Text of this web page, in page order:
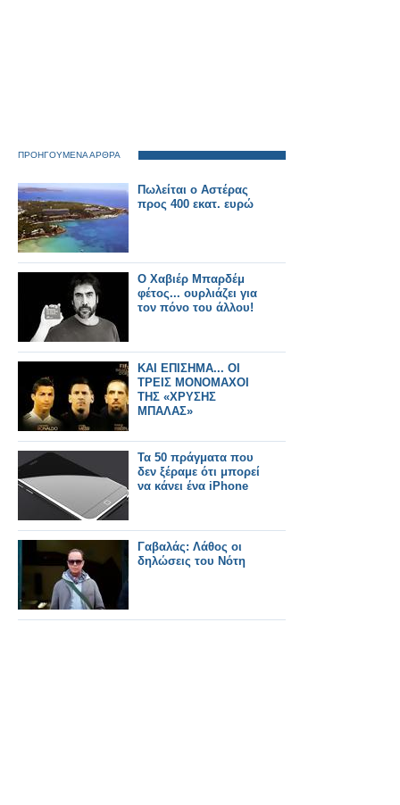
ΠΡΟΗΓΟΥΜΕΝΑ ΑΡΘΡΑ
Πωλείται ο Αστέρας
προς 400 εκατ. ευρώ
O Χαβιέρ Μπαρδέμ
φέτος... ουρλιάζει για
τον πόνο του άλλου!
ΚΑΙ ΕΠΙΣΗΜΑ... ΟΙ
ΤΡΕΙΣ ΜΟΝΟΜΑΧΟΙ
ΤΗΣ «ΧΡΥΣΗΣ
ΜΠΑΛΑΣ»
Τα 50 πράγματα που
δεν ξέραμε ότι μπορεί
να κάνει ένα iPhone
Γαβαλάς: Λάθος οι
δηλώσεις του Νότη